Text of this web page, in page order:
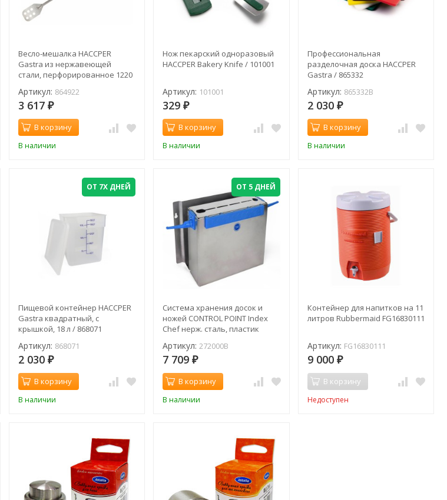
Весло-мешалка HACCPER
Gastra из нержавеющей
стали, перфорированное 1220
Артикул: 864922
3 617 ₽
В корзину
В наличии
Нож пекарский одноразовый
HACCPER Bakery Knife / 101001
Артикул: 101001
329₽
В корзину
В наличии
Профессиональная
разделочная доска HACCPER
Gastra / 865332
Артикул: 865332B
2 030 ₽
В корзину
В наличии
ОТ 7Х ДНЕЙ
Пищевой контейнер HACCPER
Gastra квадратный, с
крышкой, 18 л / 868071
Артикул: 868071
2 030 ₽
В корзину
В наличии
ОТ 5 ДНЕЙ
Система хранения досок и
ножей CONTROL POINT Index
Chef нерж. сталь, пластик
Артикул: 272000B
7 709₽
В корзину
В наличии
Контейнер для напитков на 11
литров Rubbermaid FG16830111
Артикул: FG16830111
9 000 ₽
В корзину
Недоступен